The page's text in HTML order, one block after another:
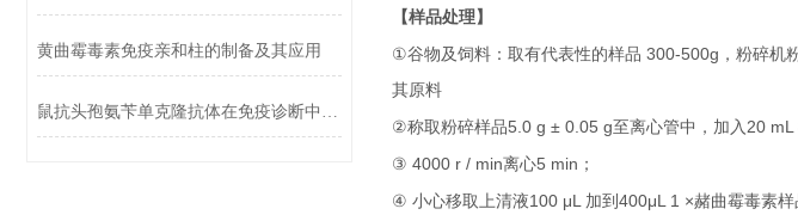
【样品处理】
①谷物及饲料：取有代表性的样品 300-500g ，粉碎机
其原料
②称取粉碎样品5.0 g ± 0.05 g至离心管中，加入 20 mL
③ 4000 r / min离心5 min ；
④ 小心移取上清液100 μL 加到 400μL 1 ×赭曲霉毒素样
黄曲霉毒素免疫亲和柱的制备及其应用
鼠抗头孢氨苄单克隆抗体在免疫诊断中的应用